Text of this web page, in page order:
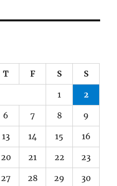
T F S S
1 2
6 7 8 9
13 14 15 16
20 21 22 23
27 28 29 30